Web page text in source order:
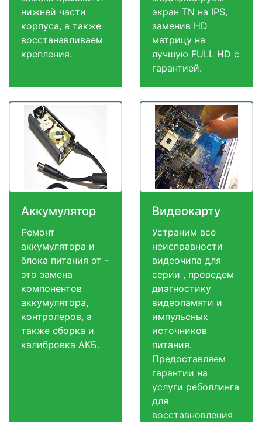
нижней части
корпуса, а также
восстанавливаем
крепления.
экран TN на IPS,
заменив HD
матрицу на
лучшую FULL HD c
гарантией.
Аккумулятор
Ремонт
аккумулятора и
блока питания от -
это замена
компонентов
аккумулятора,
контролеров, а
также сборка и
калибровка АКБ.
Видеокарту
Устраним все
неисправности
видеочипа для
серии , проведем
диагностику
видеопамяти и
импульсных
источников
питания.
Предоставляем
гарантии на
услуги реболлинга
для
восставновления